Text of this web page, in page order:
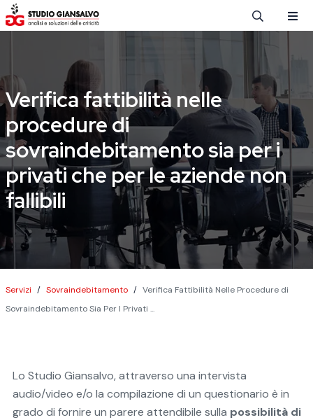
Salta al contenuto principale
Verifica fattibilità nelle
procedure di
sovraindebitamento sia per i
privati che per le aziende non
fallibili
Briciole di pane
Servizi Sovraindebitamento
Verifica Fattibilità Nelle Procedure di
Sovraindebitamento Sia Per I Privati ...
Lo Studio Giansalvo, attraverso una intervista
audio/video e/o la compilazione di un questionario è in
grado di fornire un parere attendibile sulla possibilità di